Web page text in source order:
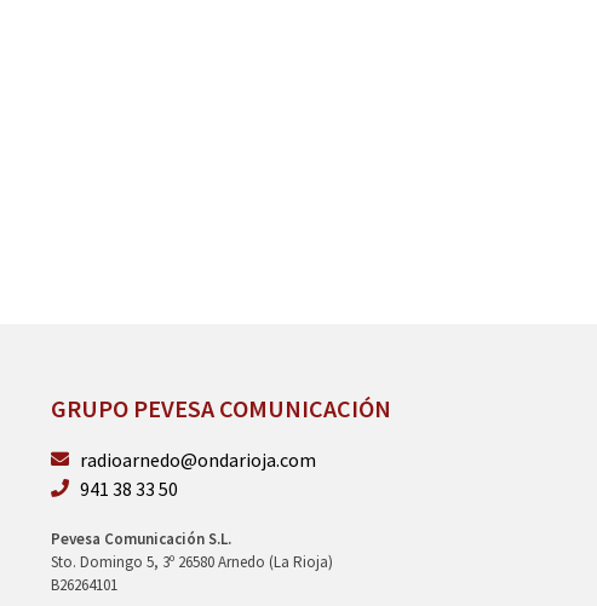
GRUPO PEVESA COMUNICACIÓN
radioarnedo@ondarioja.com
941 38 33 50
Pevesa Comunicación S.L.
Sto. Domingo 5, 3º 26580 Arnedo (La Rioja)
B26264101